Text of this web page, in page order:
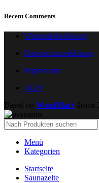
Recent Comments
Widerrufsbelehrung
Datenschutzerklärung
Impressum
AGB
Based on WoodMart theme
Menü
Kategorien
Startseite
Saunazelte